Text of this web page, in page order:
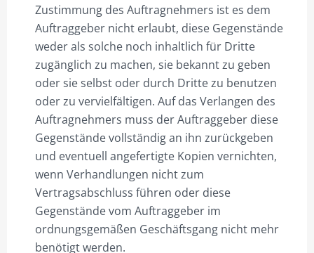
Zustimmung des Auftragnehmers ist es dem
Auftraggeber nicht erlaubt, diese Gegenstände
weder als solche noch inhaltlich für Dritte
zugänglich zu machen, sie bekannt zu geben
oder sie selbst oder durch Dritte zu benutzen
oder zu vervielfältigen. Auf das Verlangen des
Auftragnehmers muss der Auftraggeber diese
Gegenstände vollständig an ihn zurückgeben
und eventuell angefertigte Kopien vernichten,
wenn Verhandlungen nicht zum
Vertragsabschluss führen oder diese
Gegenstände vom Auftraggeber im
ordnungsgemäßen Geschäftsgang nicht mehr
benötigt werden.